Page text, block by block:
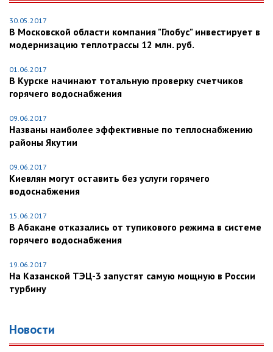
30.05.2017
В Московской области компания "Глобус" инвестирует в
модернизацию теплотрассы 12 млн. руб.
01.06.2017
В Курске начинают тотальную проверку счетчиков
горячего водоснабжения
09.06.2017
Названы наиболее эффективные по теплоснабжению
районы Якутии
09.06.2017
Киевлян могут оставить без услуги горячего
водоснабжения
15.06.2017
В Абакане отказались от тупикового режима в системе
горячего водоснабжения
19.06.2017
На Казанской ТЭЦ-3 запустят самую мощную в России
турбину
Новости